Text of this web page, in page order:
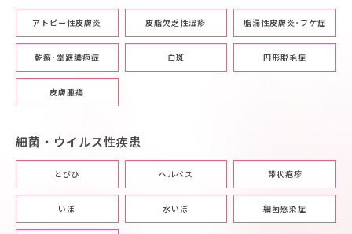
アトピー性皮膚炎 皮脂欠乏性湿疹 脂漏性皮膚炎･フケ症
乾癬･掌蹠膿疱症 白斑 円形脱毛症
皮膚腫瘍
細菌・ウイルス性疾患
とびひ ヘルペス 帯状疱疹
いぼ 水いぼ 細菌感染症